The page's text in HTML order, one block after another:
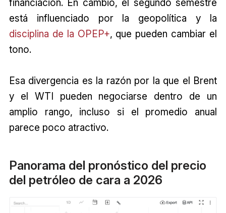
financiación. En cambio, el segundo semestre
está influenciado por la geopolítica y la
disciplina de la OPEP+, que pueden cambiar el
tono.
Esa divergencia es la razón por la que el Brent
y el WTI pueden negociarse dentro de un
amplio rango, incluso si el promedio anual
parece poco atractivo.
Panorama del pronóstico del precio
del petróleo de cara a 2026